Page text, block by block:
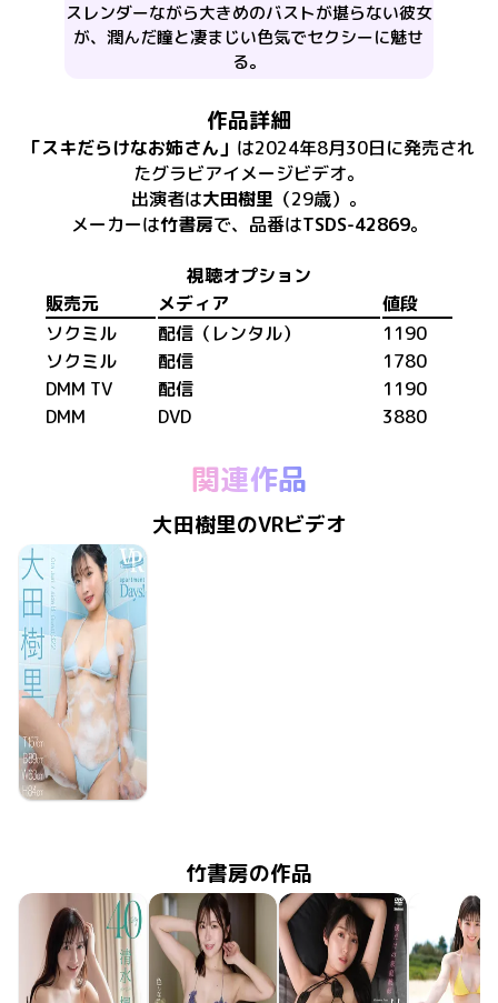
スレンダーながら大きめのバストが堪らない彼女
が、潤んだ瞳と凄まじい色気でセクシーに魅せ
る。
作品詳細
「スキだらけなお姉さん 」 は2024年8月30日に発売され
たグラビアイメージビデオ。
出演者は大田樹里 （29歳） 。
メーカーは竹書房で、​ 品番はTSDS-42869。
視聴オプション
販売元
メディア
値段
ソクミル
配信（レンタル）
1190
ソクミル
配信
1780
DMM TV
配信
1190
DMM
DVD 3880
関連作品
大田樹里のVRビデオ
大田樹里
竹書房の作品